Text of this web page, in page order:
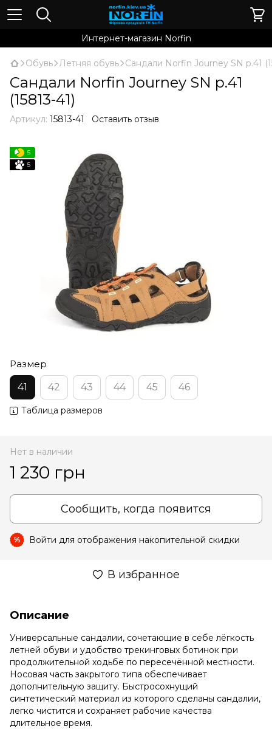
Интернет-магазин Norfin
Обувь Летняя обувь Сандали Norfin Journey SN р.41
Сандали Norfin Journey SN р.41
(15813-41)
Артикул: 15813-41 Оставить отзыв
5
5
Размер
41
42 43 44 45 46
Таблица размеров
Нет в наличии
1 230 грн
Сообщить, когда появится
% Войти для отображения накопительной скидки
В избранное
Описание
Универсальные сандалии, сочетающие в себе лёгкость
летней обуви и удобство трекинговых ботинок при
продолжительной ходьбе по пересечённой местности.
Носовая часть закрытого типа обеспечивает
дополнительную защиту. Быстросохнущий
синтетический материал из которого сделаны сандалии,
легко чистится и сохраняет рабочие качества
длительное время.